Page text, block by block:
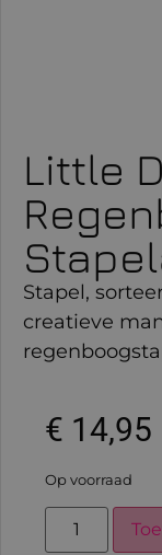
Little
Stapel,
creatieve
€ 14,95
Op voorraad